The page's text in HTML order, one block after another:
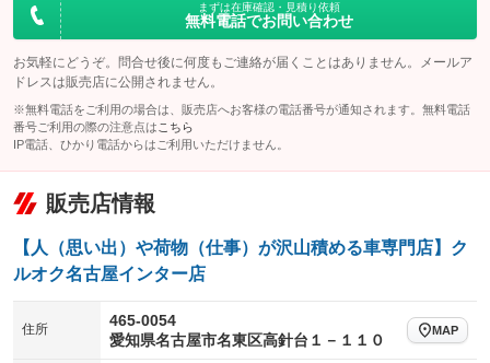
まずは在庫確認・見積り依頼
無料電話でお問い合わせ
お気軽にどうぞ。問合せ後に何度もご連絡が届くことはありません。メールア
ドレスは販売店に公開されません。
※無料電話をご利用の場合は、販売店へお客様の電話番号が通知されます。無料電話
番号ご利用の際の注意点は こちら
IP電話、ひかり電話からはご利用いただけません。
販売店情報
【人（思い出）や荷物（仕事）が沢山積める車専門店】ク
ルオク名古屋インター店
住所
465-0054
愛知県名古屋市名東区高針台１－１１０
MAP